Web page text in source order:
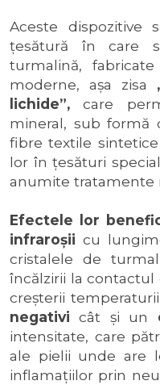
Aceste dispozitive
țesătură în care
turmalină,
moderne, așa zisa
lichide”, care
mineral, sub formă
fibre textile
lor în țesături
anumite tratamente
Efectele lor
infraroşiicu
cristalele de
încălzirii la contactul
creșterii
negativi cât şi un
intensitate, care
ale pielii unde are
inflamațiilor prin